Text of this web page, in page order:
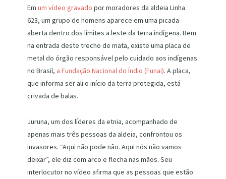
Em um vídeo gravado por moradores da aldeia Linha
623, um grupo de homens aparece em uma picada
aberta dentro dos limites a leste da terra indígena. Bem
na entrada deste trecho de mata, existe uma placa de
metal do órgão responsável pelo cuidado aos indígenas
no Brasil, a Fundação Nacional do Índio (Funai). A placa,
que informa ser ali o início da terra protegida, está
crivada de balas.
Juruna, um dos líderes da etnia, acompanhado de
apenas mais três pessoas da aldeia, confrontou os
invasores. “Aqui não pode não. Aqui nós não vamos
deixar”, ele diz com arco e flecha nas mãos. Seu
interlocutor no vídeo afirma que as pessoas que estão